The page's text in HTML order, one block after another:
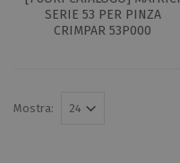
SERIE 53 PER PINZA
CRIMPAR 53P000
Mostra: